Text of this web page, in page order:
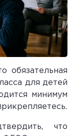
обязательная
для детей
минимум
что